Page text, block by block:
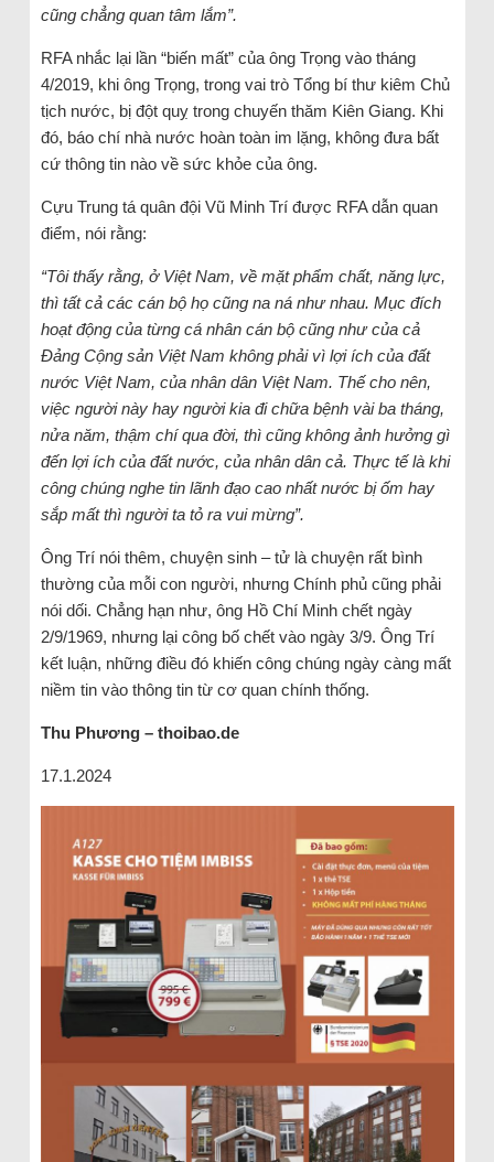
cũng chẳng quan tâm lắm”.
RFA nhắc lại lần “biến mất” của ông Trọng vào tháng
4/2019, khi ông Trọng, trong vai trò Tổng bí thư kiêm Chủ
tịch nước, bị đột quỵ trong chuyến thăm Kiên Giang. Khi
đó, báo chí nhà nước hoàn toàn im lặng, không đưa bất
cứ thông tin nào về sức khỏe của ông.
Cựu Trung tá quân đội Vũ Minh Trí được RFA dẫn quan
điểm, nói rằng:
“Tôi thấy rằng, ở Việt Nam, về mặt phẩm chất, năng lực,
thì tất cả các cán bộ họ cũng na ná như nhau. Mục đích
hoạt động của từng cá nhân cán bộ cũng như của cả
Đảng Cộng sản Việt Nam không phải vì lợi ích của đất
nước Việt Nam, của nhân dân Việt Nam. Thế cho nên,
việc người này hay người kia đi chữa bệnh vài ba tháng,
nửa năm, thậm chí qua đời, thì cũng không ảnh hưởng gì
đến lợi ích của đất nước, của nhân dân cả. Thực tế là khi
công chúng nghe tin lãnh đạo cao nhất nước bị ốm hay
sắp mất thì người ta tỏ ra vui mừng”.
Ông Trí nói thêm, chuyện sinh – tử là chuyện rất bình
thường của mỗi con người, nhưng Chính phủ cũng phải
nói dối. Chẳng hạn như, ông Hồ Chí Minh chết ngày
2/9/1969, nhưng lại công bố chết vào ngày 3/9. Ông Trí
kết luận, những điều đó khiến công chúng ngày càng mất
niềm tin vào thông tin từ cơ quan chính thống.
Thu Phương – thoibao.de
17.1.2024